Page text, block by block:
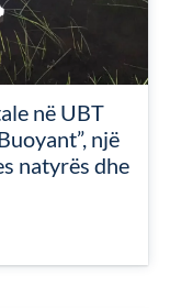
në UBT
një
natyrës dhe